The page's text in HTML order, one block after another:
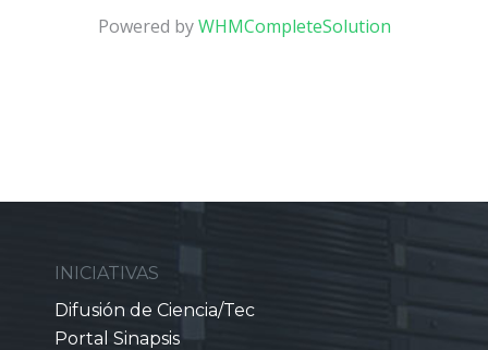
Powered byWHMCompleteSolution
INICIATIVAS
Difusión de Ciencia/Tec
Portal Sinapsis